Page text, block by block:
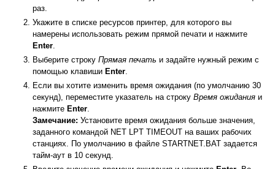
раз.
Укажите в списке ресурсов принтер, для которого вы
намерены использовать режим прямой печати и нажмите
Enter.
Выберите строку Прямая печать и задайте нужный режим с
помощью клавиши Enter.
Если вы хотите изменить время ожидания (по умолчанию 30
секунд), переместите указатель на строку Время ожидания и
нажмите Enter.
Замечание: Установите время ожидания больше значения,
заданного командой NET LPT TIMEOUT на ваших рабочих
станциях. По умолчанию в файле STARTNET.BAT задается
тайм-аут в 10 секунд.